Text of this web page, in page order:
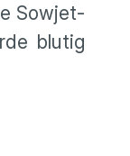
Sowjet-
blutig